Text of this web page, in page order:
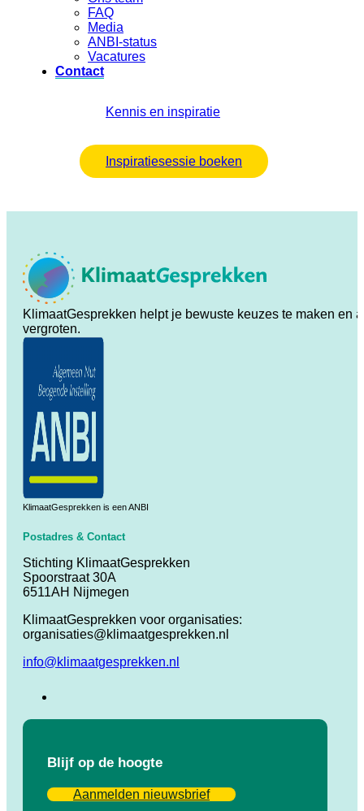
FAQ
Media
ANBI-status
Vacatures
Contact
Kennis en inspiratie
Inspiratiesessie boeken
KlimaatGesprekken helpt je bewuste keuzes te maken en
vergroten.
KlimaatGesprekken is een ANBI
Postadres & Contact
Stichting KlimaatGesprekken
Spoorstraat 30A
6511AH Nijmegen
KlimaatGesprekken voor organisaties:
organisaties@klimaatgesprekken.nl
info@klimaatgesprekken.nl
Blijf op de hoogte
Aanmelden nieuwsbrief